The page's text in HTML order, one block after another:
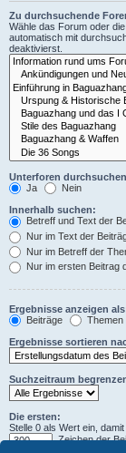
Zu durchsuchende
Wähle das Forum oder
automatisch mit
deaktivierst.
Unterforen
Ja
Nein
Innerhalb suchen:
Betreff und Text der
Nur im Text der
Nur im Betreff der
Nur im ersten Beitrag
Ergebnisse anzeigen
Beiträge
Themen
Ergebnisse sortieren
Suchzeitraum
Die ersten:
Stelle 0 als Wert ein,
Zeichen der